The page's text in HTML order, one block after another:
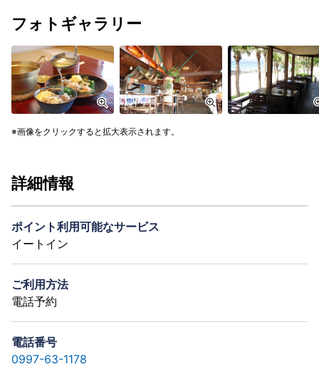
フォトギャラリー
画像をクリックすると拡大表示されます。
詳細情報
ポイント利用可能なサービス
イートイン
ご利用方法
電話予約
電話番号
0997-63-1178